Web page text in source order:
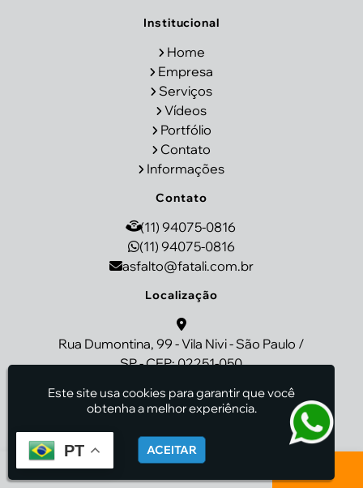
PT
Institucional
Home
Empresa
Serviços
Vídeos
Portfólio
Contato
Informações
Contato
(11) 94075-0816
(11) 94075-0816
asfalto@fatali.com.br
Localização
Rua Dumontina, 99 - Vila Nivi - São Paulo /
SP - CEP: 02251-050
Fatali - Pavimentação de Asfalto
Este site usa cookies para garantir que você
obtenha a melhor experiência.
ACEITAR